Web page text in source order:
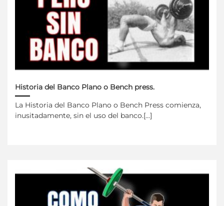
Historia del Banco Plano o Bench press.
La Historia del Banco Plano o Bench Press comienza,
inusitadamente, sin el uso del banco.[...]